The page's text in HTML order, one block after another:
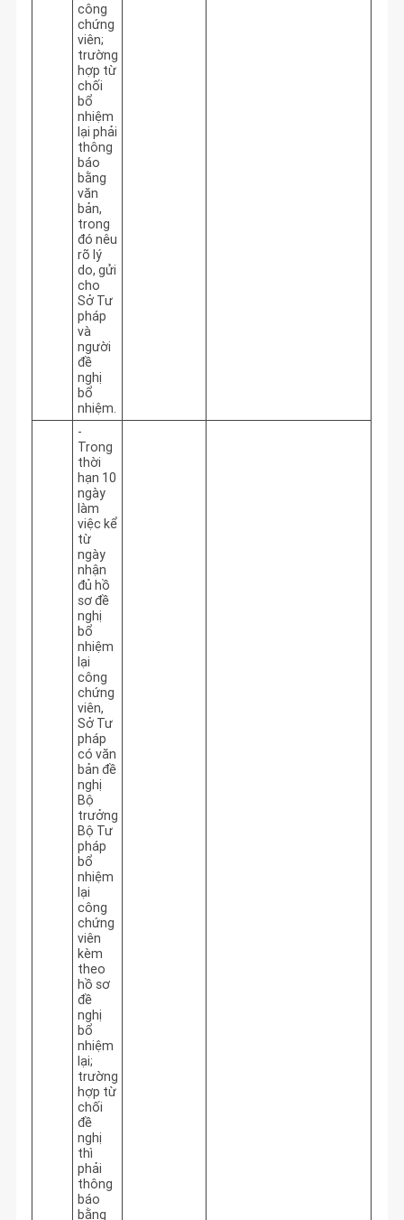
công
chứng
viên;
trường
hợp từ
chối
bổ
nhiệm
lại phải
thông
báo
bằng
văn
bản,
trong
đó nêu
rõ lý
do, gửi
cho
Sở Tư
pháp
và
người
đề
nghị
bổ
nhiệm.
-
Trong
thời
hạn 10
ngày
làm
việc kể
từ
ngày
nhận
đủ hồ
sơ đề
nghị
bổ
nhiệm
lại
công
chứng
viên,
Sở Tư
pháp
có văn
bản đề
nghị
Bộ
trưởng
Bộ Tư
pháp
bổ
nhiệm
lại
công
chứng
viên
kèm
theo
hồ sơ
đề
nghị
bổ
nhiệm
lại;
trường
hợp từ
chối
đề
nghị
thì
phải
thông
báo
bằng